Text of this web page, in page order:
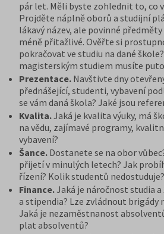
pár let. Měli byste zohlednit to, co
Projděte náplně oborů a studijní
lákavý název, ale povinné
méně přitažlivé. Ověřte si
pokračovat ve studiu na dané
magisterským studiem musíte
Prezentace. Navštivte dny
přednášející, studenti, vybavení
se vám daná škola? Jaké jsou
Kvalita.Jaká je kvalita výuky, má
na vědu, zajímavé programy,
vybavení?
Šance. Dostanete se na obor
přijetí v minulých letech? Jak
řízení? Kolik studentů nedostuduje?
Finance.Jaká je náročnost studia
a stipendia? Lze zvládnout brigády
Jaká je nezaměstnanost
plat absolventů?